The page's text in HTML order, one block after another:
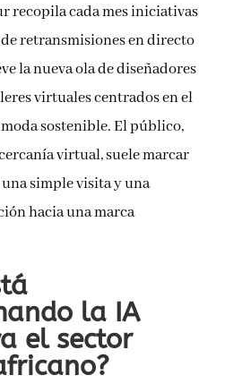
recopila cada mes iniciativas
retransmisiones en directo
la nueva ola de diseñadores
virtuales centrados en el
sostenible. El público,
virtual, suele marcar
simple visita y una
hacia una marca
la IA
el sector